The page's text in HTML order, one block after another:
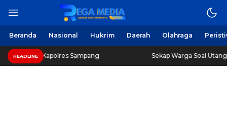
Beranda Nasional Hukrim Daerah Olahraga
HEADLINESampang Sekap Warga Soal Utang, 3 Pria di